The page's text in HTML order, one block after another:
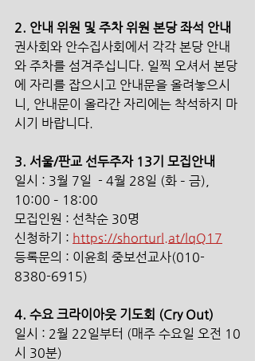
2. 안내 위원 및 주차 위원 본당 좌석 안내
권사회와 안수집사회에서 각각 본당 안내
와 주차를 섬겨주십니다. 일찍 오셔서 본당
에 자리를 잡으시고 안내문을 올려놓으시
니, 안내문이 올라간 자리에는 착석하지 마
시기 바랍니다.
3. 서울/판교 선두주자 13기 모집안내
일시 : 3월 7일  - 4월 28일 (화 – 금),
10:00 – 18:00
모집인원 : 선착순 30명
신청하기 : https://shorturl.at/lqQ17
등록문의 : 이윤희 중보선교사(010-
8380-6915)
4. 수요 크라이아웃 기도회 (Cry Out)
일시 : 2월 22일부터 (매주 수요일 오전 10
시 30분)